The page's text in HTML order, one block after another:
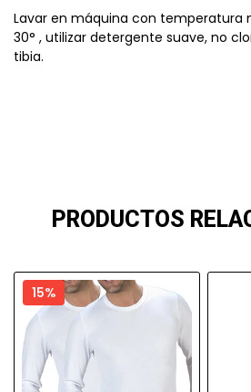
Lavar en máquina con temperatura
30° , utilizar detergente suave, no
tibia.
PRODUCTOS
15%